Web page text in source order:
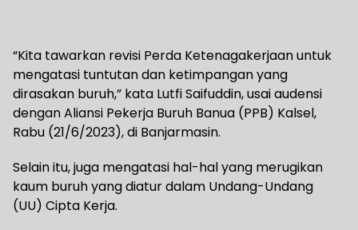
“Kita tawarkan revisi Perda Ketenagakerjaan untuk
mengatasi tuntutan dan ketimpangan yang
dirasakan buruh,” kata Lutfi Saifuddin, usai audensi
dengan Aliansi Pekerja Buruh Banua (PPB) Kalsel,
Rabu (21/6/2023), di Banjarmasin.
Selain itu, juga mengatasi hal-hal yang merugikan
kaum buruh yang diatur dalam Undang-Undang
(UU) Cipta Kerja.